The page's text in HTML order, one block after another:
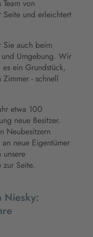
von
Seite und erleichtert
Sie auch beim
Umgebung. Wir
ein Grundstück,
- schnell
etwa 100
neue Besitzer.
Neubesitzern
neue Eigentümer
unsere
Seite.
Niesky: